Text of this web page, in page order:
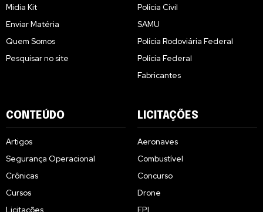
Midia Kit
Enviar Matéria
Quem Somos
Pesquisar no site
Polícia Civil
SAMU
Polícia Rodoviária Federal
Polícia Federal
Fabricantes
CONTEÚDO
Artigos
Segurança Operacional
Crônicas
Cursos
Licitações
LICITAÇÕES
Aeronaves
Combustível
Concurso
Drone
EPI